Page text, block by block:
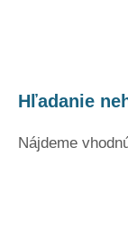
Hľadanie
Nájdeme